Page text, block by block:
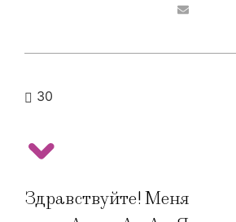
30
Здравствуйте! Меня